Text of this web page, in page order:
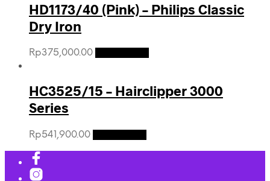
HD1173/40 (Pink) – Philips Classic
Dry Iron
Rp375,000.00
HC3525/15 – Hairclipper 3000
Series
Rp541,900.00